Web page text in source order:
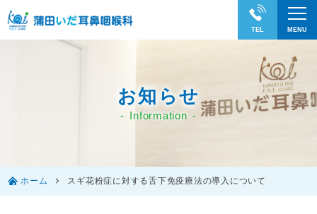
お知らせ
Information
ホーム スギ花粉症に対する舌下免疫療法の導入について